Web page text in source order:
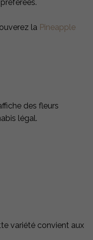
la Pineapple
des fleurs
légal.
variété convient aux